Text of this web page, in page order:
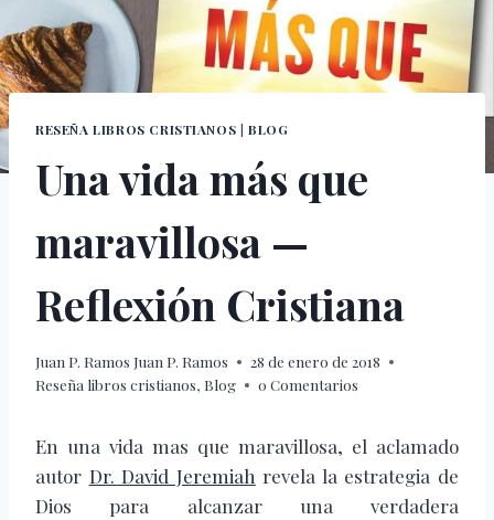
RESEÑA LIBROS CRISTIANOS |BLOG
Una vida más que
maravillosa —
Reflexión Cristiana
Juan P. Ramos Juan P. Ramos
28 de enero de 2018
Reseña libros cristianos, Blog 0 Comentarios
En una vida mas que maravillosa, el aclamado
autor Dr. David Jeremiah revela la estrategia de
Dios para alcanzar una verdadera